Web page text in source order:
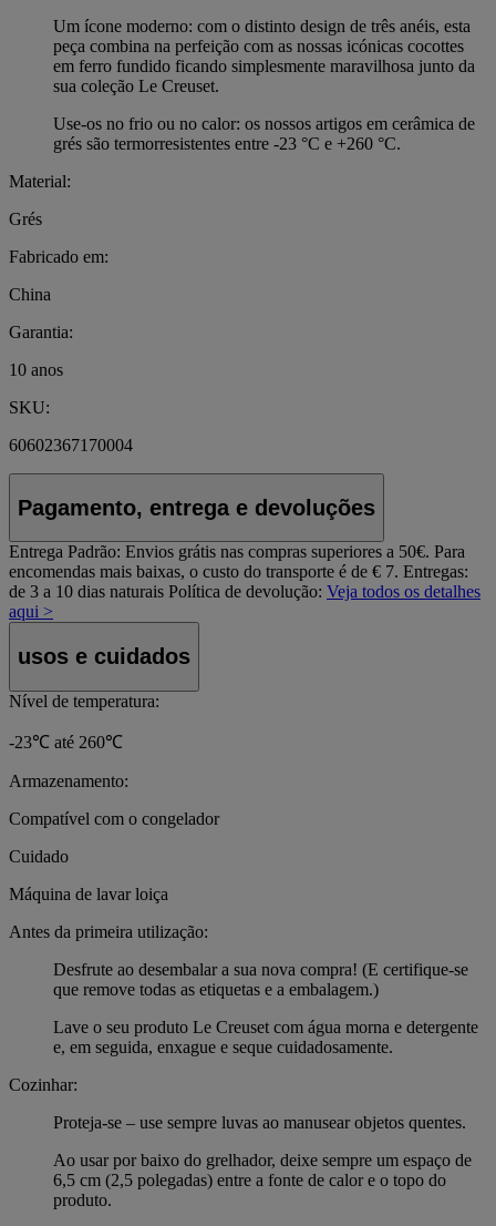
Um ícone moderno: com o distinto design de três anéis, esta
peça combina na perfeição com as nossas icónicas cocottes
em ferro fundido ficando simplesmente maravilhosa junto da
sua coleção Le Creuset.
Use-os no frio ou no calor: os nossos artigos em cerâmica de
grés são termorresistentes entre -23 °C e +260 °C.
Material:
Grés
Fabricado em:
China
Garantia:
10 anos
SKU:
60602367170004
Pagamento, entrega e devoluções
Entrega Padrão: Envios grátis nas compras superiores a 50€. Para
encomendas mais baixas, o custo do transporte é de € 7. Entregas:
de 3 a 10 dias naturais Política de devolução: Veja todos os detalhes
aqui >
usos e cuidados
Nível de temperatura:
-23℃ até 260℃
Armazenamento:
Compatível com o congelador
Cuidado
Máquina de lavar loiça
Antes da primeira utilização:
Desfrute ao desembalar a sua nova compra! (E certifique-se
que remove todas as etiquetas e a embalagem.)
Lave o seu produto Le Creuset com água morna e detergente
e, em seguida, enxague e seque cuidadosamente.
Cozinhar:
Proteja-se – use sempre luvas ao manusear objetos quentes.
Ao usar por baixo do grelhador, deixe sempre um espaço de
6,5 cm (2,5 polegadas) entre a fonte de calor e o topo do
produto.